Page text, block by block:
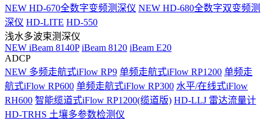
NEW HD-670全数字变频测深仪 NEW HD-680全数字双变频测
深仪 HD-LITE HD-550
浅水多波束测深仪
NEW iBeam 8140P iBeam 8120 iBeam E20
ADCP
NEW 多频走航式iFlow RP9 单频走航式iFlow RP1200 单频走
航式iFlow RP600 单频走航式iFlow RP300 水平/在线式iFlow
RH600 智能缆道式iFlow RP1200(缆道版) HD-LLJ 雷达流量计
HD-TRHS 土壤多参数检测仪